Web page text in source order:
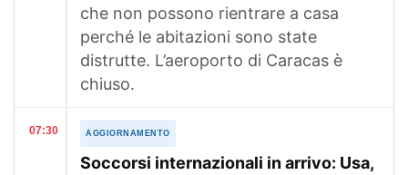
che non possono rientrare a casa
perché le abitazioni sono state
distrutte. L’aeroporto di Caracas è
chiuso.
07:30 AGGIORNAMENTO
Soccorsi internazionali in arrivo: Usa,